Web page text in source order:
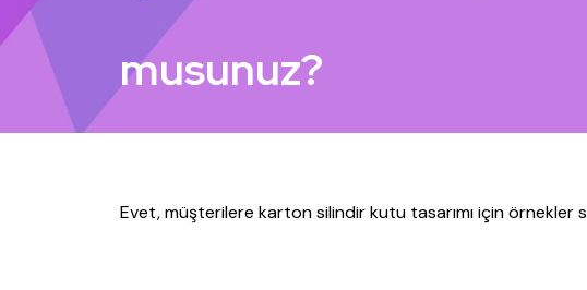
musunuz?
Evet, müşterilere karton silindir kutu tasarımı için örnekler